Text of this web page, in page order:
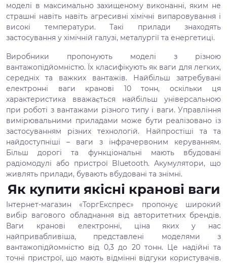
моделі в максимально захищеному виконанні, яким не
страшні навіть навіть агресивні хімічні випаровування і
високі температури. Такі прилади знаходять
застосування у хімічній галузі, металургії та енергетиці.
Виробники пропонують моделі з різною
вантажопідйомністю. Їх класифікують як ваги для легких,
середніх та важких вантажів. Найбільш затребувані
електронні ваги кранові 10 тонн, оскільки ця
характеристика вважається найбільш універсальною
при роботі з вантажами різного типу і ваги. Управління
вимірювальними приладами може бути реалізовано із
застосуванням різних технологій. Найпростіші та та
найдоступніші – ваги з інфрачервоним керуванням.
Більш дорогі та функціональні мають вбудовані
радіомодулі або пристрої Bluetooth. Акумулятори, що
живлять прилади, бувають вбудовані та знімні.
Як купити якісні кранові ваги
Інтернет-магазин «ТоргЕкспрес» пропонує широкий
вибір вагового обладнання від авторитетних брендів.
Ваги кранові електронні, ціна яких у нас
найпривабливіша, представлені моделями з
вантажопідйомністю від 0,3 до 20 тонн. Це надійні та
точні пристрої, що мають відмінні відгуки користувачів.